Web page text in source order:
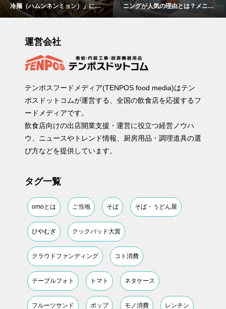
冷麺（ハムンネンミョン）」につ
いて解説！
ニングが人気の理由とは？メニュ
ーや時間、おすすめの楽しみ方を
運営会社
テンポスフードメディア(TENPOS food media)はテン
ポスドットコムが運営する、全国の飲食店を応援するフ
ードメディアです。
飲食店向けの出店開業支援・運営に役立つ経営ノウハ
ウ、ニュースやトレンド情報、厨房用品・調理道具の選
び方などを提供しています。
タグ一覧
omoとは ご当地 そば そば・うどん屋
ひやむぎ クックパッド大賞
クラウドファンディング コト消費
テーブルフォト トマト ネタケース
フルーツサンド ポップ モノ消費 レンチン